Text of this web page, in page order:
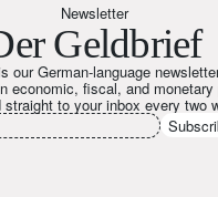
Newsletter
Geldbrief
our German-language
economic, fiscal, and
straight to your inbox every two